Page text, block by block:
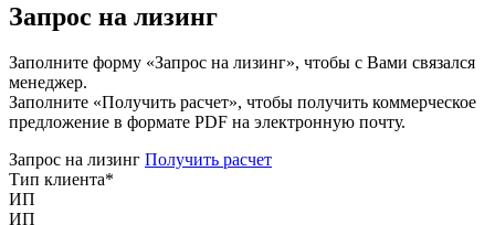
Запрос на лизинг
Заполните форму «Запрос на лизинг», чтобы с Вами связался
менеджер.
Заполните «Получить расчет», чтобы получить коммерческое
предложение в формате PDF на электронную почту.
Запрос на лизинг Получить расчет
Тип клиента*
ИП
ИП